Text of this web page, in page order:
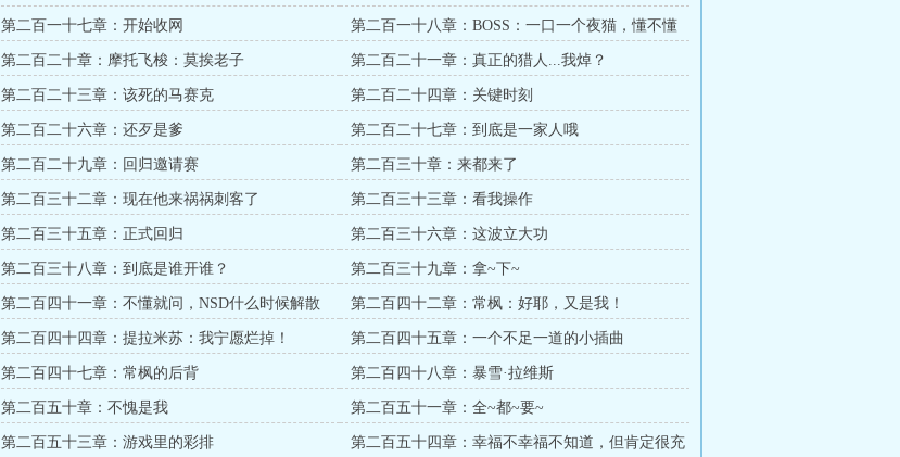
第二百一十七章：开始收网
第二百一十八章：BOSS：一口一个夜猫，懂不懂
尊重啊！
第二百二十章：摩托飞梭：莫挨老子 第二百二十一章：真正的猎人...我焯？
第二百二十三章：该死的马赛克 第二百二十四章：关键时刻
第二百二十六章：还歹是爹 第二百二十七章：到底是一家人哦
第二百二十九章：回归邀请赛 第二百三十章：来都来了
第二百三十二章：现在他来祸祸刺客了 第二百三十三章：看我操作
第二百三十五章：正式回归 第二百三十六章：这波立大功
第二百三十八章：到底是谁开谁？ 第二百三十九章：拿~下~
第二百四十一章：不懂就问，NSD什么时候解散 第二百四十二章：常枫：好耶，又是我！
第二百四十四章：提拉米苏：我宁愿烂掉！ 第二百四十五章：一个不足一道的小插曲
第二百四十七章：常枫的后背 第二百四十八章：暴雪·拉维斯
第二百五十章：不愧是我 第二百五十一章：全~都~要~
第二百五十三章：游戏里的彩排
第二百五十四章：幸福不幸福不知道，但肯定很充